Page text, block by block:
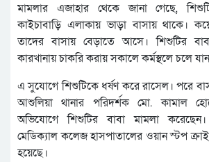
মামলার এজাহার থেকে জানা গেছে,
কাইচাবাড়ি এলাকায় ভাড়া বাসায় থাকে।
তাদের বাসায় বেড়াতে আসে। শিশুটির
কারখানায় চাকরি করায় সকালে কর্মস্থলে চলে
এ সুযোগে শিশুটিকে ধর্ষণ করে রাসেল। পরে
আশুলিয়া থানার পরিদর্শক মো. কামাল
অভিযোগে শিশুটির বাবা মামলা
মেডিক্যাল কলেজ হাসপাতালের ওয়ান স্টপ
হয়েছে।